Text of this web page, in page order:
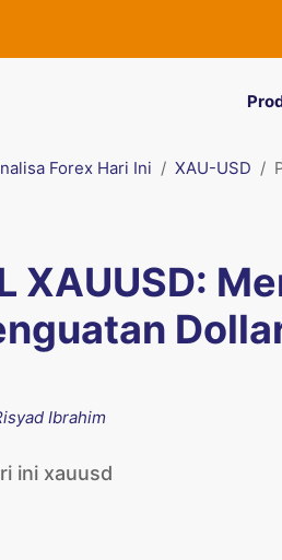
Forex Hari Ini XAU-USD
XAUUSD:
Ibrahim